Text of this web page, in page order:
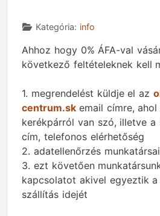
Részletek
Kategória: info
Ahhoz hogy 0% ÁFA-val
következő feltételeknek kell
1. megrendelést küldje el az
centrum.sk email címre,
kerékpárról van szó, illetve a
cím, telefonos elérhetőség
2. adatellenőrzés
3. ezt követően
kapcsolatot akivel egyeztik
szállítás idejét